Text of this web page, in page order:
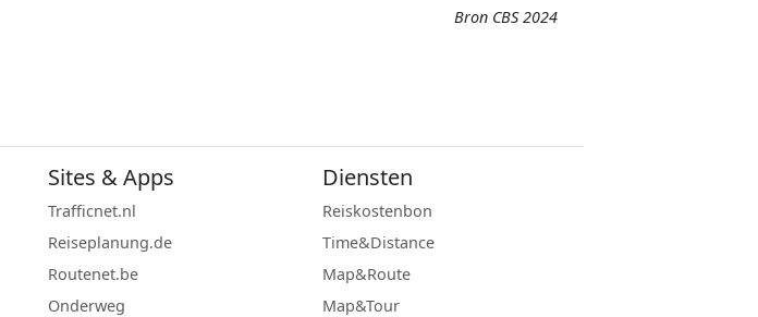
Bron CBS 2024
Sites & Apps
Trafficnet.nl
Reiseplanung.de
Routenet.be
Onderweg
Diensten
Reiskostenbon
Time&Distance
Map&Route
Map&Tour